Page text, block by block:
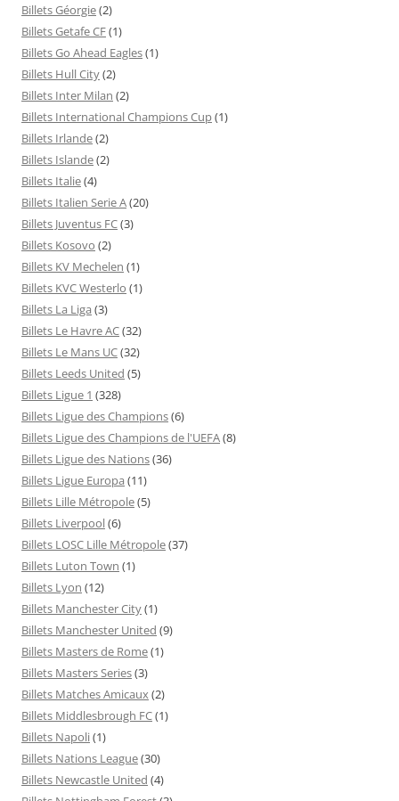
Billets Géorgie(2)
Billets Getafe CF(1)
Billets Go Ahead Eagles(1)
Billets Hull City(2)
Billets Inter Milan (2)
Billets International Champions Cup(1)
Billets Irlande(2)
Billets Islande(2)
Billets Italie(4)
Billets Italien Serie A(20)
Billets Juventus FC(3)
Billets Kosovo (2)
Billets KV Mechelen (1)
Billets KVC Westerlo (1)
Billets La Liga (3)
Billets Le Havre AC(32)
Billets Le Mans UC(32)
Billets Leeds United (5)
Billets Ligue 1 (328)
Billets Ligue des Champions(6)
Billets Ligue des Champions de l'UEFA(8)
Billets Ligue des Nations(36)
Billets Ligue Europa (11)
Billets Lille Métropole(5)
Billets Liverpool(6)
Billets LOSC Lille Métropole(37)
Billets Luton Town (1)
Billets Lyon (12)
Billets Manchester City(1)
Billets Manchester United (9)
Billets Masters de Rome(1)
Billets Masters Series(3)
Billets Matches Amicaux(2)
Billets Middlesbrough FC(1)
Billets Napoli(1)
Billets Nations League(30)
Billets Newcastle United (4)